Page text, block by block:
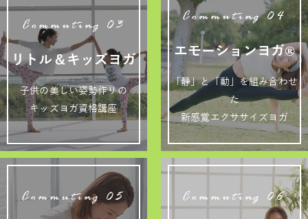
Commuting 03
リトル＆キッズヨガ
子供の美しい姿勢作りの
キッズヨガ資格講座
Commuting 04
エモーションヨガ®
「静」と「動」を組み合わせ
た
新感覚エクササイズヨガ
Commuting 05 Commuting 06